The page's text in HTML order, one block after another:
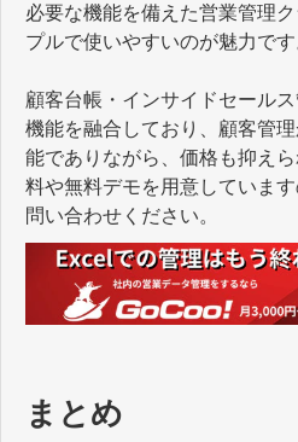
必要な機能を備えた営業管理
プルで使いやすいのが魅力です
顧客台帳・インサイドセール
機能を融合しており、顧客管
能でありながら、価格も抑え
料や無料デモを用意していま
問い合わせください。
まとめ